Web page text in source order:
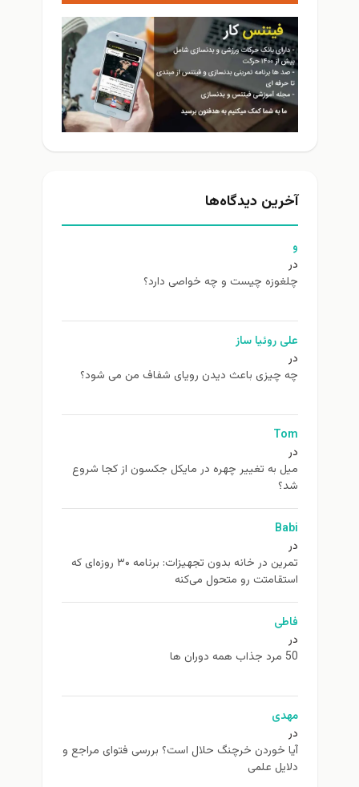
آخرین دیدگاه‌ها
و
در
چلغوزه چیست و چه خواصی دارد؟
علی روئیا ساز
در
چه چیزی باعث دیدن رویای شفاف من می شود؟
Tom
در
ميل به تغيير چهره در مایکل جکسون از كجا شروع
شد؟
Babi
در
تمرین در خانه بدون تجهیزات: برنامه ۳۰ روزه‌ای که
استقامتت رو متحول می‌کنه
فاطی
در
50 مرد جذاب همه دوران ها
مهدی
در
آیا خوردن خرچنگ حلال است؟ بررسی فتوای مراجع و
دلایل علمی